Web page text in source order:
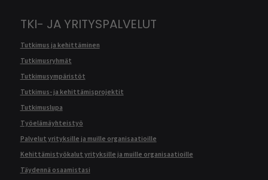
TKI- JA YRITYSPALVELUT
Tutkimus ja kehittäminen
Tutkimusryhmät
Tutkimusympäristöt
Tutkimus- ja kehittämisprojektit
Tutkimuslupa
Työelämäyhteistyö
Palvelut yrityksille ja muille organisaatioille
Kehittämistyökalut yrityksille ja muille organisaatioille
Täydennä osaamistasi